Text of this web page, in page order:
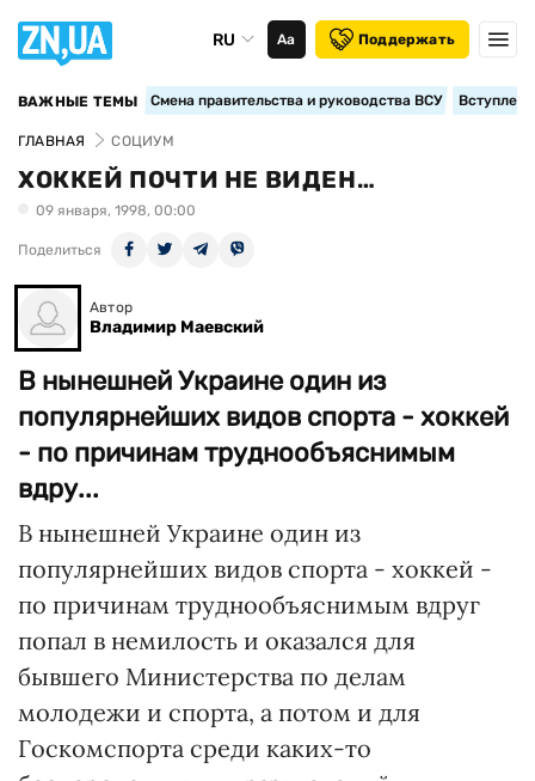
RU Аа Поддержать
ВАЖНЫЕ ТЕМЫ Смена правительства и руководства ВСУ
ГЛАВНАЯ СОЦИУМ
ХОККЕЙ ПОЧТИ НЕ ВИДЕН…
09 января, 1998, 00:00
Поделиться
Автор
Владимир Маевский
В нынешней Украине один из
популярнейших видов спорта - хоккей
- по причинам труднообъяснимым
вдру...
В нынешней Украине один из
популярнейших видов спорта - хоккей -
по причинам труднообъяснимым вдруг
попал в немилость и оказался для
бывшего Министерства по делам
молодежи и спорта, а потом и для
Госкомспорта среди каких-то